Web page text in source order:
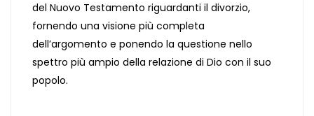
del Nuovo Testamento riguardanti il divorzio,
fornendo una visione più completa
dell’argomento e ponendo la questione nello
spettro più ampio della relazione di Dio con il suo
popolo.